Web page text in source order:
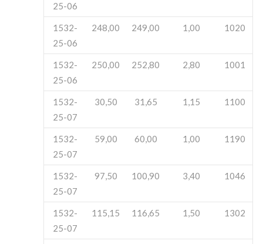
25-06
1532-
25-06
248,00 249,00 1,00 1020
1532-
25-06
250,00 252,80 2,80 1001
1532-
25-07
30,50 31,65 1,15 1100
1532-
25-07
59,00 60,00 1,00 1190
1532-
25-07
97,50 100,90 3,40 1046
1532-
25-07
115,15 116,65 1,50 1302